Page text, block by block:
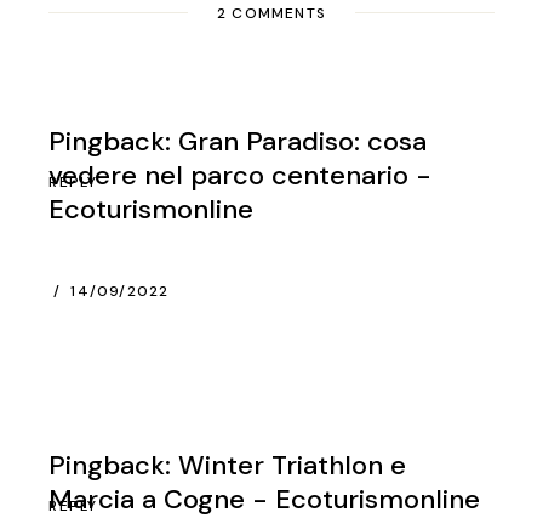
2 COMMENTS
Pingback: Gran Paradiso: cosa
vedere nel parco centenario -
Ecoturismonline
14/09/2022
REPLY
Pingback:Winter Triathlon e
Marcia a Cogne - Ecoturismonline
REPLY